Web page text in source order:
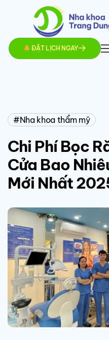
ĐẶT LỊCH NGAY
Nha khoa thẩm mỹ
Chi Phí Bọc
Cửa Bao
Mới Nhất